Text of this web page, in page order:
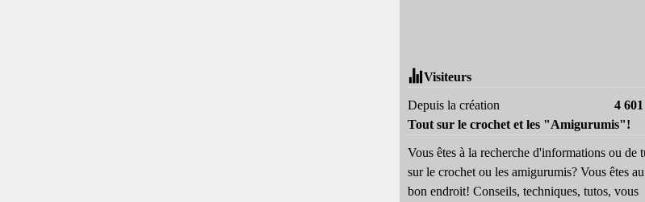
Visiteurs
Depuis la création
4
Tout sur le crochet et les "Amigurumis"!
Vous êtes à la recherche d'informations ou de
sur le crochet ou les amigurumis? Vous êtes au
bon endroit! Conseils, techniques, tutos, vous